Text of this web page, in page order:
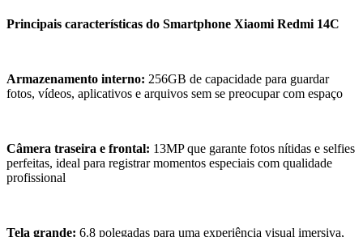
Principais características do Smartphone Xiaomi Redmi 14C
Armazenamento interno: 256GB de capacidade para guardar
fotos, vídeos, aplicativos e arquivos sem se preocupar com espaço
Câmera traseira e frontal: 13MP que garante fotos nítidas e selfies
perfeitas, ideal para registrar momentos especiais com qualidade
profissional
Tela grande: 6.8 polegadas para uma experiência visual imersiva,